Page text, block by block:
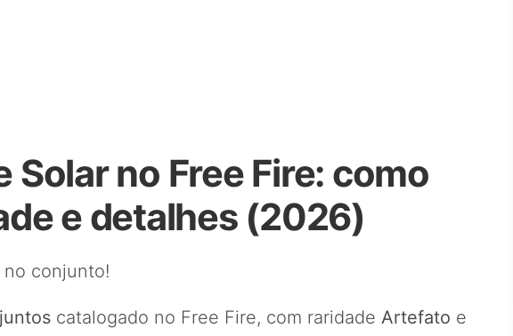
Solar no Free Fire: como
e detalhes (2026)
conjunto!
catalogado no Free Fire, com raridade Artefato e